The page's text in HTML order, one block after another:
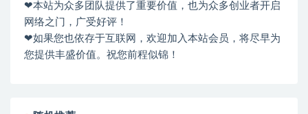
❤本站为众多团队提供了重要价值，也为众多创业者开启
网络之门，广受好评！
❤如果您也依存于互联网，欢迎加入本站会员，将尽早为
您提供丰盛价值。祝您前程似锦！